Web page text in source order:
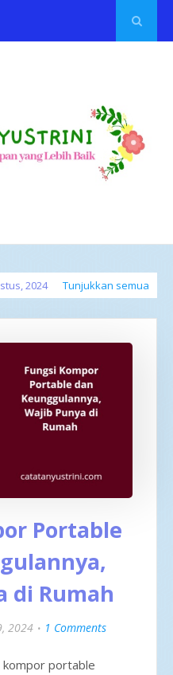
2024 Tunjukkan semua
Portable
di Rumah
2024 1 Comments
kompor portable